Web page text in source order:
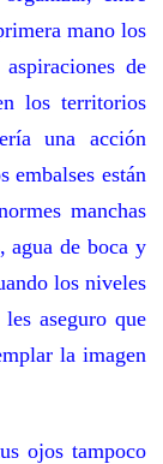
mano los
de
los territorios
una acción
embalses están
manchas
agua de boca y
los niveles
aseguro que
la imagen
ojos tampoco